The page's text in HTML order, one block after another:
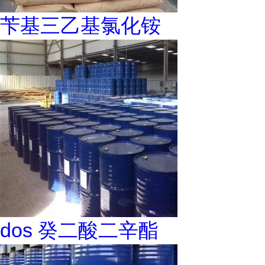
苄基三乙基氯化铵
dos 癸二酸二辛酯